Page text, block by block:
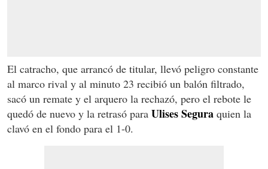
El catracho, que arrancó de titular, llevó peligro constante
al marco rival y al minuto 23 recibió un balón filtrado,
sacó un remate y el arquero la rechazó, pero el rebote le
quedó de nuevo y la retrasó para Ulises Segura quien la
clavó en el fondo para el 1-0.